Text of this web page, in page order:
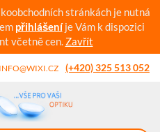
stránkách je nutná
přihlášeníje Vám k dispozici
včetně cen. Zavřít
INFO@WIXI.CZ (+420) 325 513 052